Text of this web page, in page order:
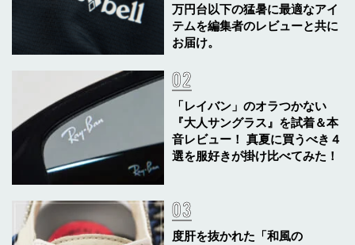
万円台以下の猛暑に最適なアイ
テムを編集者のレビューと共に
お届け。
「レイバン」のオラつかない
『大人サングラス』を試着＆本
音レビュー！ 真夏に買うべき４
選を服好きが掛け比べてみた！
度肝を抜かれた「和風の